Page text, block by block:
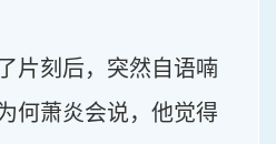
片刻后，突然自语喃
何萧炎会说，他觉得